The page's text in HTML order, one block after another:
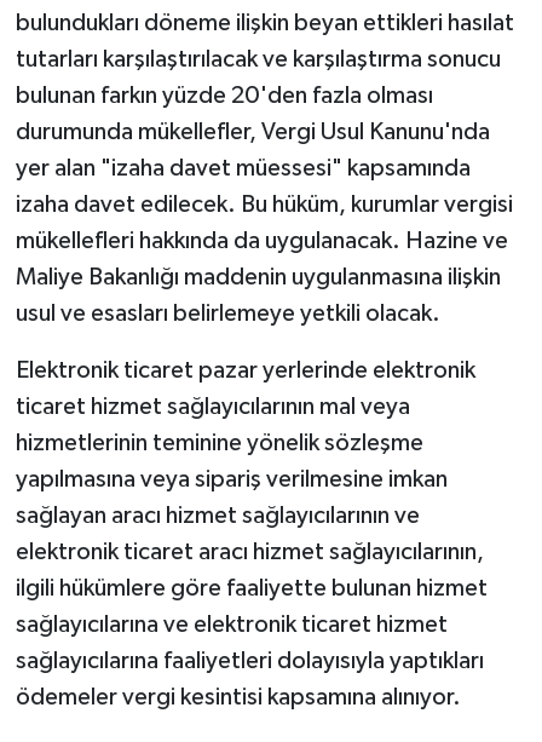
bulundukları döneme ilişkin beyan ettikleri hasılat
tutarları karşılaştırılacak ve karşılaştırma sonucu
bulunan farkın yüzde 20'den fazla olması
durumunda mükellefler, Vergi Usul Kanunu'nda
yer alan "izaha davet müessesi" kapsamında
izaha davet edilecek. Bu hüküm, kurumlar vergisi
mükellefleri hakkında da uygulanacak. Hazine ve
Maliye Bakanlığı maddenin uygulanmasına ilişkin
usul ve esasları belirlemeye yetkili olacak.
Elektronik ticaret pazar yerlerinde elektronik
ticaret hizmet sağlayıcılarının mal veya
hizmetlerinin teminine yönelik sözleşme
yapılmasına veya sipariş verilmesine imkan
sağlayan aracı hizmet sağlayıcılarının ve
elektronik ticaret aracı hizmet sağlayıcılarının,
ilgili hükümlere göre faaliyette bulunan hizmet
sağlayıcılarına ve elektronik ticaret hizmet
sağlayıcılarına faaliyetleri dolayısıyla yaptıkları
ödemeler vergi kesintisi kapsamına alınıyor.